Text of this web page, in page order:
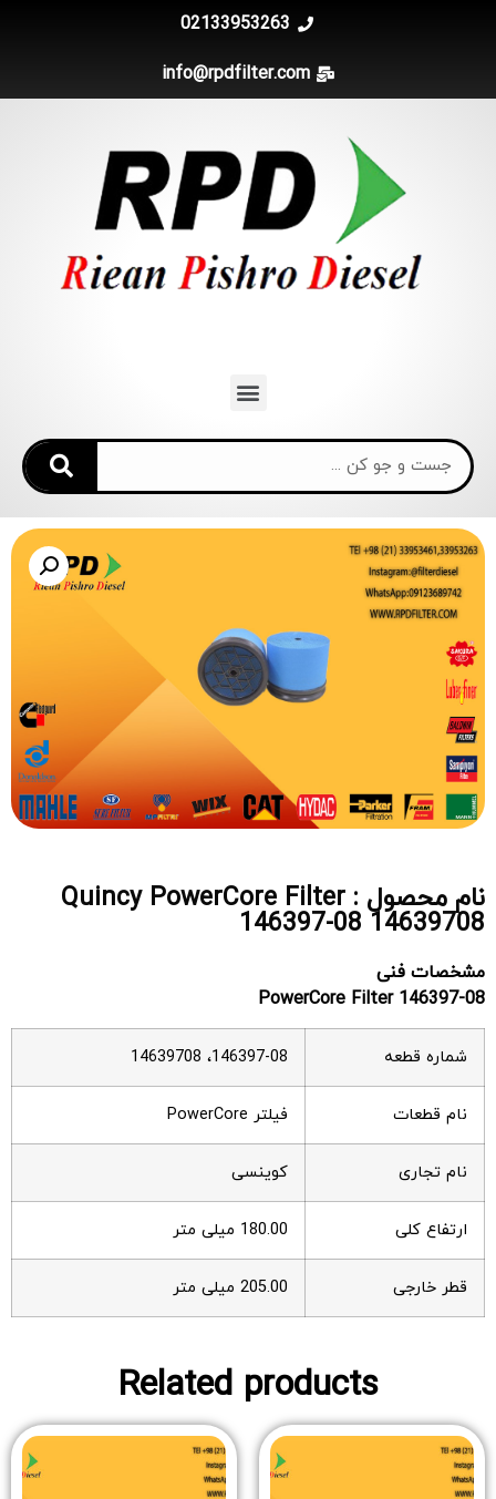
02133953263
info@rpdfilter.com
نام محصول : Quincy PowerCore Filter
146397-08 14639708
مشخصات فنی
PowerCore Filter 146397-08
شماره قطعه 146397-08، 14639708
نام قطعات فیلتر PowerCore
نام تجاری کوینسی
ارتفاع کلی 180.00 میلی متر
قطر خارجی 205.00 میلی متر
Related products